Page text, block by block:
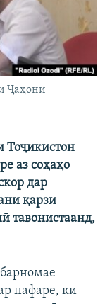
Ҷаҳонӣ
Тоҷикистон
аз соҳаҳо
дар
қарзи
тавонистаанд,
нафаре, ки